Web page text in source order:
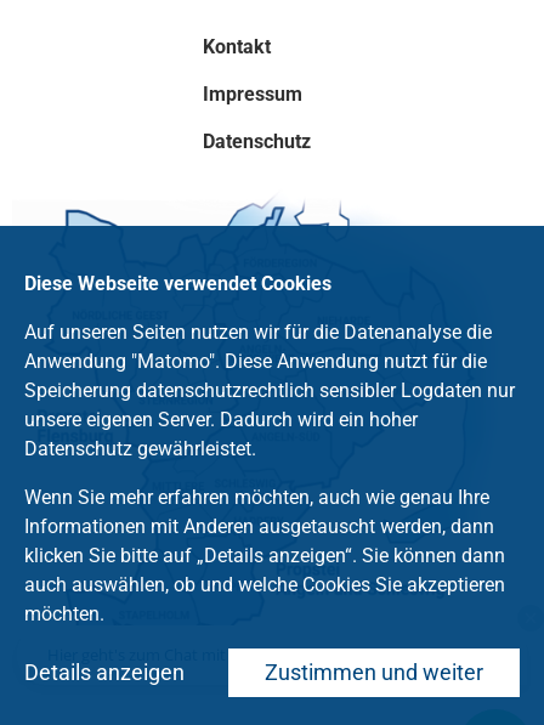
Kontakt
Impressum
Datenschutz
Diese Webseite verwendet Cookies
Auf unseren Seiten nutzen wir für die Datenanalyse die
Anwendung "Matomo". Diese Anwendung nutzt für die
Speicherung datenschutzrechtlich sensibler Logdaten nur
unsere eigenen Server. Dadurch wird ein hoher
Datenschutz gewährleistet.
Wenn Sie mehr erfahren möchten, auch wie genau Ihre
Informationen mit Anderen ausgetauscht werden, dann
klicken Sie bitte auf „Details anzeigen“. Sie können dann
auch auswählen, ob und welche Cookies Sie akzeptieren
möchten.
Zustimmen und weiter
Details anzeigen
Hier geht's zum Chat mit dem Team des Kirchenkreises